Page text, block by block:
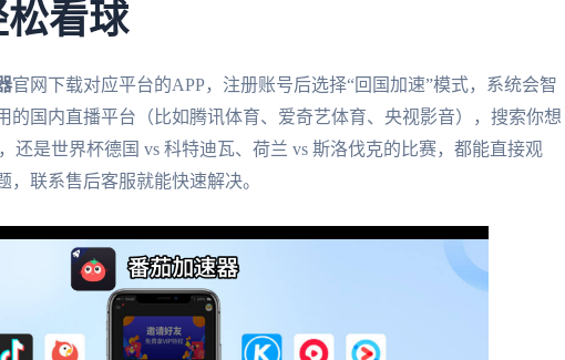
看球
官网下载对应平台的APP，注册账号后选择“回国加速”模式，系统会智
的国内直播平台（比如腾讯体育、爱奇艺体育、央视影音），搜索你想
是世界杯德国 vs 科特迪瓦、荷兰 vs 斯洛伐克的比赛，都能直接观
联系售后客服就能快速解决。